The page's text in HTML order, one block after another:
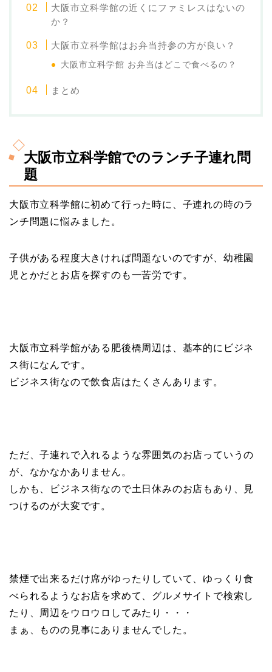
大阪市立科学館の近くにファミレスはないの
か？
大阪市立科学館はお弁当持参の方が良い？
大阪市立科学館 お弁当はどこで食べるの？
まとめ
大阪市立科学館でのランチ子連れ問
題
大阪市立科学館に初めて行った時に、子連れの時のラ
ンチ問題に悩みました。
子供がある程度大きければ問題ないのですが、幼稚園
児とかだとお店を探すのも一苦労です。
大阪市立科学館がある肥後橋周辺は、基本的にビジネ
ス街になんです。
ビジネス街なので飲食店はたくさんあります。
ただ、子連れで入れるような雰囲気のお店っていうの
が、なかなかありません。
しかも、ビジネス街なので土日休みのお店もあり、見
つけるのが大変です。
禁煙で出来るだけ席がゆったりしていて、ゆっくり食
べられるようなお店を求めて、グルメサイトで検索し
たり、周辺をウロウロしてみたり・・・
まぁ、ものの見事にありませんでした。